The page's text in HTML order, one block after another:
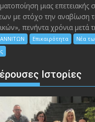
μιας επετειακής
με στόχο την αναβίωση
πενήντα χρόνια μετά
Επικαιρότητα
Νέα
Ιστορίες